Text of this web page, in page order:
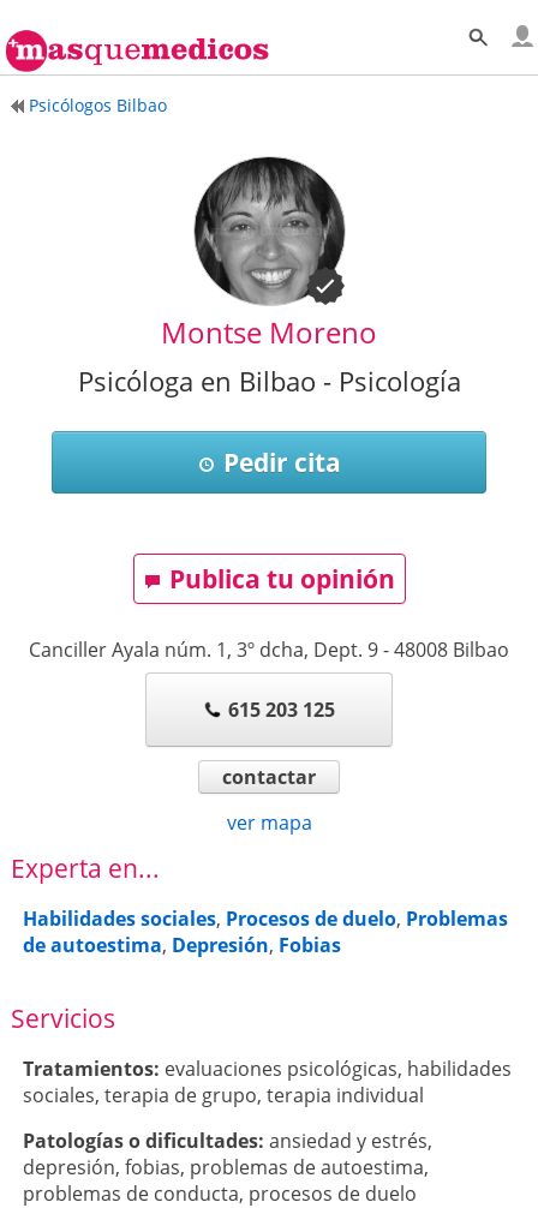
Psicólogos Bilbao
Montse Moreno
Psicóloga en Bilbao - Psicología
Pedir cita
Publica tu opinión
Canciller Ayala núm. 1, 3º dcha, Dept. 9-48008 Bilbao
615 203 125
contactar
ver mapa
Experta en...
Habilidades sociales, Procesos de duelo, Problemas
de autoestima, Depresión, Fobias
Servicios
Tratamientos: evaluaciones psicológicas, habilidades
sociales, terapia de grupo, terapia individual
Patologí­as o dificultades: ansiedad y estrés,
depresión, fobias, problemas de autoestima,
problemas de conducta, procesos de duelo